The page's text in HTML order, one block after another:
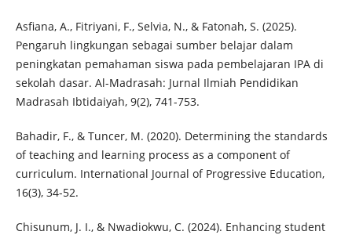
Asfiana, A., Fitriyani, F., Selvia, N., & Fatonah, S. (2025).
Pengaruh lingkungan sebagai sumber belajar dalam
peningkatan pemahaman siswa pada pembelajaran IPA di
sekolah dasar. Al-Madrasah: Jurnal Ilmiah Pendidikan
Madrasah Ibtidaiyah, 9(2), 741-753.
Bahadir, F., & Tuncer, M. (2020). Determining the standards
of teaching and learning process as a component of
curriculum. International Journal of Progressive Education,
16(3), 34-52.
Chisunum, J. I., & Nwadiokwu, C. (2024). Enhancing student